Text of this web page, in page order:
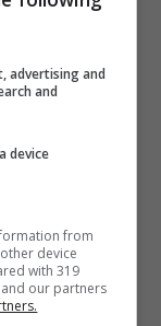
o
delle
advertising and
and
device
from
device
with 319
our partners